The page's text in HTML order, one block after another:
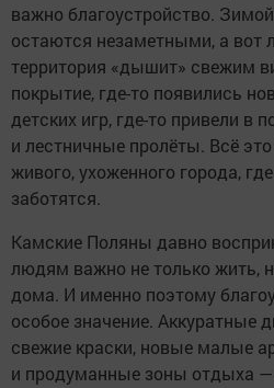
важно благоустройство.
остаются незаметными, а вот
территория «дышит» свежим
покрытие, где-то появились
детских игр, где-то привели в
и лестничные пролёты. Всё
живого, ухоженного города,
заботятся.
Камские Поляны давно
людям важно не только жить,
дома. И именно поэтому
особое значение. Аккуратные
свежие краски, новые малые
и продуманные зоны отдыха —